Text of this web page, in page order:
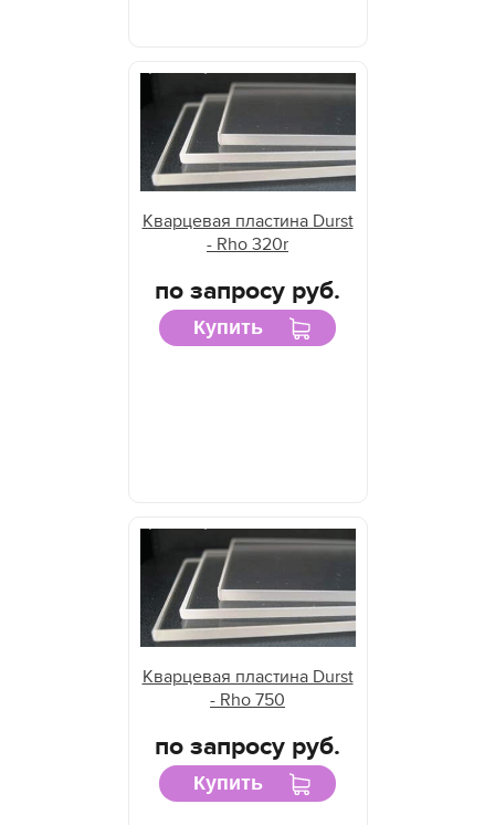
Кварцевая пластина Durst
- Rho 320r
по запросу руб.
Купить
Кварцевая пластина Durst
- Rho 750
по запросу руб.
Купить